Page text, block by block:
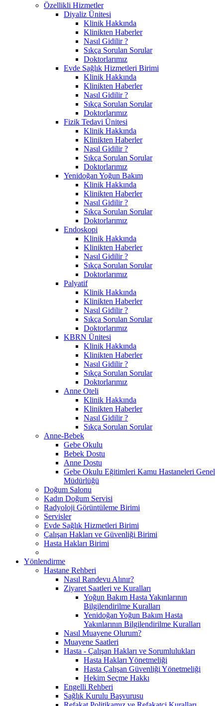
Özellikli Hizmetler
Diyaliz Ünitesi
Klinik Hakkında
Klinikten Haberler
Nasıl Gidilir ?
Sıkça Sorulan Sorular
Doktorlarımız
Evde Sağlık Hizmetleri Birimi
Klinik Hakkında
Klinikten Haberler
Nasıl Gidilir ?
Sıkça Sorulan Sorular
Doktorlarımız
Fizik Tedavi Ünitesi
Klinik Hakkında
Klinikten Haberler
Nasıl Gidilir ?
Sıkça Sorulan Sorular
Doktorlarımız
Yenidoğan Yoğun Bakım
Klinik Hakkında
Klinikten Haberler
Nasıl Gidilir ?
Sıkça Sorulan Sorular
Doktorlarımız
Endoskopi
Klinik Hakkında
Klinikten Haberler
Nasıl Gidilir ?
Sıkça Sorulan Sorular
Doktorlarımız
Palyatif
Klinik Hakkında
Klinikten Haberler
Nasıl Gidilir ?
Sıkça Sorulan Sorular
Doktorlarımız
KBRN Ünitesi
Klinik Hakkında
Klinikten Haberler
Nasıl Gidilir ?
Sıkça Sorulan Sorular
Doktorlarımız
Anne Oteli
Klinik Hakkında
Klinikten Haberler
Nasıl Gidilir ?
Sıkça Sorulan Sorular
Anne-Bebek
Gebe Okulu
Bebek Dostu
Anne Dostu
Gebe Okulu Eğitimleri Kamu Hastaneleri Genel
Müdürlüğü
Doğum Salonu
Kadın Doğum Servisi
Radyoloji Görüntüleme Birimi
Servisler
Evde Sağlık Hizmetleri Birimi
Çalışan Hakları ve Güvenliği Birimi
Hasta Hakları Birimi
Yönlendirme
Hastane Rehberi
Nasıl Randevu Alınır?
Ziyaret Saatleri ve Kuralları
Yoğun Bakım Hasta Yakınlarının
Bilgilendirilme Kuralları
Yenidoğan Yoğun Bakım Hasta
Yakınlarının Bilgilendirilme Kuralları
Nasıl Muayene Olurum?
Muayene Saatleri
Hasta - Çalışan Hakları ve Sorumlulukları
Hasta Hakları Yönetmeliği
Hasta Çalışan Güvenliği Yönetmeliği
Hekim Seçme Hakkı
Engelli Rehberi
Sağlık Kurulu Başvurusu